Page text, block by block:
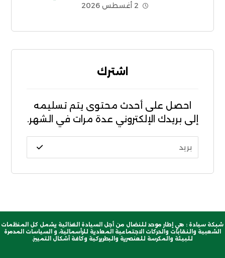
الديون غير الشرعية CADTM بإفريقيا
2 أغسطس 2026
اشترك
احصل على أحدث محتوى يتم تسليمه
إلى بريدك الإلكتروني عدة مرات في الشهر.
شبكة سيادة : هي إطار موحد للنضال من أجل السيادة الغذائية يشمل كل المنظمات
الشعبية والنقابات والحركات الاجتماعية المعادية للرأسمالية، و السياسات المدمرة
للبيئة والمكرسة للعنصرية والبطريركية وكافة أشكال التمييز.